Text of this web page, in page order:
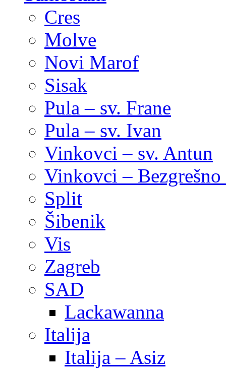
Cres
Molve
Novi Marof
Sisak
Pula – sv. Frane
Pula – sv. Ivan
Vinkovci – sv. Antun
Vinkovci –
Split
Šibenik
Vis
Zagreb
SAD
Lackawanna
Italija
Italija – Asiz